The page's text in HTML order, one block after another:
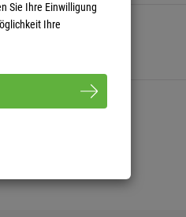
Sie Ihre Einwilligung
Ihre